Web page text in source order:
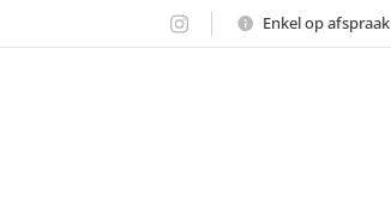
Enkel op afspraak